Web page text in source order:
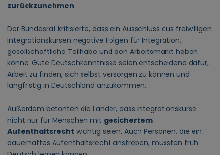
zurückzunehmen.
Der Bundesrat kritisierte, dass ein Ausschluss aus freiwilligen
Integrationskursen negative Folgen für Integration,
gesellschaftliche Teilhabe und den Arbeitsmarkt haben
könne. Gute Deutschkenntnisse seien entscheidend dafür,
Arbeit zu finden, sich selbst versorgen zu können und
langfristig in Deutschland anzukommen.
Außerdem betonten die Länder, dass Integrationskurse
nicht nur für Menschen mit gesichertem
Aufenthaltsrecht wichtig seien. Auch Personen, die ein
dauerhaftes Aufenthaltsrecht anstreben, müssten früh